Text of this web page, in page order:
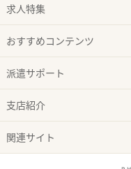
求人特集
おすすめコンテンツ
派遣サポート
支店紹介
関連サイト